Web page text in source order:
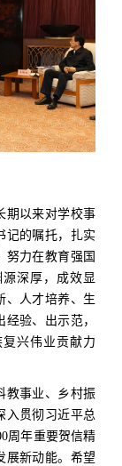
期以来对学校事
记的嘱托，扎实
努力在教育强国
深厚，成效显
、人才培养、生
验、出示范，
兴伟业贡献力
教事业、乡村振
入贯彻习近平总
周年重要贺信精
展新动能。希望